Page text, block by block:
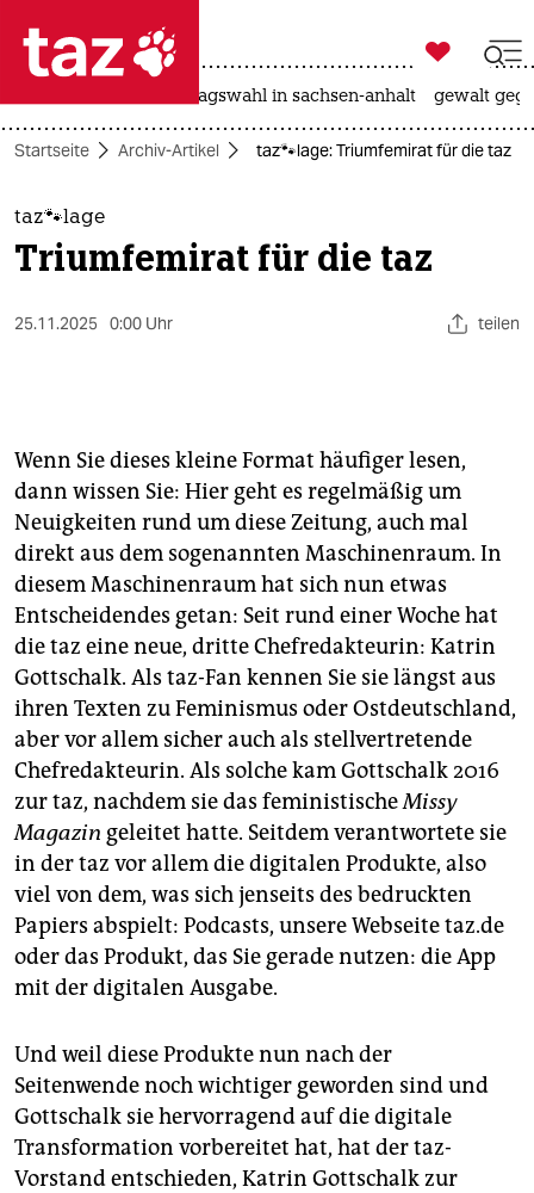
 taz zahl ich
taz zahl ich
themen
politik
öko
sport
berlin
nord
wahrheit
verlag
verlag
veranstaltungen
shop
fragen & hilfe
unterstützen
abo
epaper login

taz zahl ich
landtagswahl in sachsen-anhalt gewalt
Startseite Archiv-Artikel taz🐾lage: Triumfemirat für die taz
taz🐾lage
Triumfemirat für die taz
25.11.2025 0:00 Uhr teilen
Wenn Sie dieses kleine Format häufiger lesen,
dann wissen Sie: Hier geht es regelmäßig um
Neuigkeiten rund um diese Zeitung, auch mal
direkt aus dem sogenannten Maschinenraum. In
diesem Maschinenraum hat sich nun etwas
Entscheidendes getan: Seit rund einer Woche hat
die taz eine neue, dritte Chefredakteurin: Katrin
Gottschalk. Als taz-Fan kennen Sie sie längst aus
ihren Texten zu Feminismus oder Ostdeutschland,
aber vor allem sicher auch als stellvertretende
Chefredakteurin. Als solche kam Gottschalk 2016
zur taz, nachdem sie das feministischeMissy
Magazin geleitet hatte. Seitdem verantwortete sie
in der taz vor allem die digitalen Produkte, also
viel von dem, was sich jenseits des bedruckten
Papiers abspielt: Pod­casts, unsere Webseite taz.de
oder das Produkt, das Sie gerade nutzen: die App
mit der digitalen Ausgabe.
Und weil diese Produkte nun nach der
Seitenwende noch wichtiger geworden sind und
Gottschalk sie hervorragend auf die digitale
Transformation vorbereitet hat, hat der taz-
Vorstand entschieden, Katrin Gottschalk zur